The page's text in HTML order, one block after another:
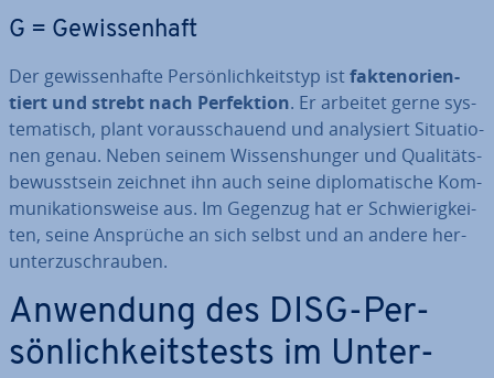
G = Ge­wis­sen­haft
Der ge­wis­sen­haf­te Per­sön­lich­keits­typ istfak­ten­ori­en­
tiert und strebt nach Per­fek­ti­on. Er arbeitet gerne sys­
te­ma­tisch, plant vor­aus­schau­end und ana­ly­siert Si­tua­tio­
nen genau. Neben seinem Wis­sens­hun­ger und Qua­li­täts­
be­wusst­sein zeichnet ihn auch seine di­plo­ma­ti­sche Kom­
mu­ni­ka­ti­ons­wei­se aus. Im Gegenzug hat er Schwie­rig­kei­
ten, seine Ansprüche an sich selbst und an andere her­
un­ter­zu­schrau­ben.
Anwendung des DISG-Per­
sön­lich­keits­tests im Un­ter­